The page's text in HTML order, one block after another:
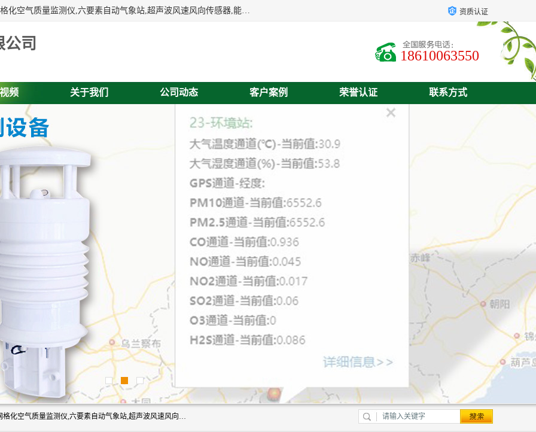
富奥通科技主营：气象五参数,气象六要素,微型自动气象站,网格化空气质量监测仪,六要素自动气象站,超声波风速风向传感器,能见度仪,大气微型站,交通自动气象站,高速路面结冰监测,路面状况传感器等。 资质认证
司
18610063550
频 关于我们 公司动态 客户案例 荣誉认证 联系方式
富奥通科技主营：气象五参数,气象六要素,微型自动气象站,网格化空气质量监测仪,六要素自动气象站,超声波风速风向传感器,能见度仪,大气微型站,交通自动气象站,高速路面结冰监测,路面状况传感器等。